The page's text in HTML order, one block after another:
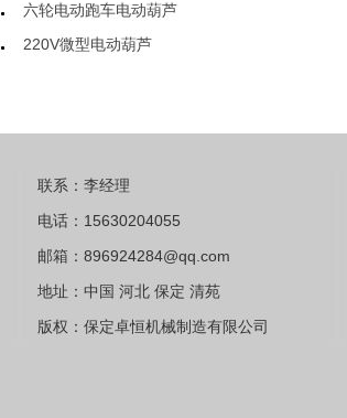
六轮电动跑车电动葫芦
220V微型电动葫芦
联系：李经理
电话：15630204055
邮箱：896924284@qq.com
地址：中国 河北 保定 清苑
版权：保定卓恒机械制造有限公司